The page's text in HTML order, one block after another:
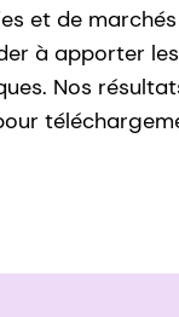
et de
à apporter
Nos